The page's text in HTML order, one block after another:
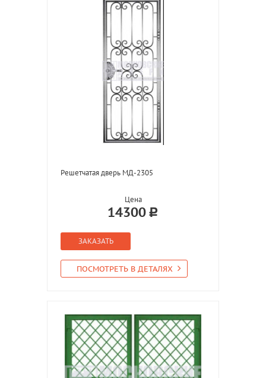
Решетчатая дверь МД-2305
Цена
14300
ЗАКАЗАТЬ
ПОСМОТРЕТЬ В ДЕТАЛЯХ